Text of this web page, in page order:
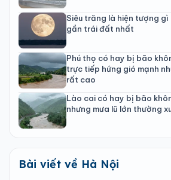
Siêu trăng là hiện tượng
gần trái đất nhất
Phú thọ có hay bị bão
trực tiếp hứng gió mạnh
rất cao
Lào cai có hay bị bão
nhưng mưa lũ lớn thường
Bài viết về Hà Nội